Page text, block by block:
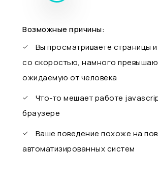
Возможные причины:
Вы просматриваете страницы и
со скоростью, намного
ожидаемую от человека
Что-то мешает работе
браузере
Ваше поведение похоже на
автоматизированных систем